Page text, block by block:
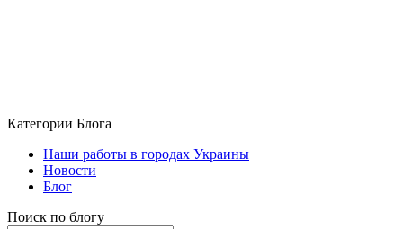
Категории Блога
Наши работы в городах Украины
Новости
Блог
Поиск по блогу